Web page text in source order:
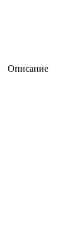
Описание